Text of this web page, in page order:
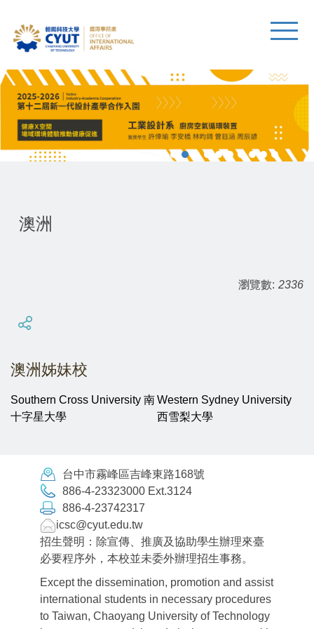
澳洲
瀏覽數: 2336
澳洲姊妹校
Southern Cross University 南
十字星大學
Western Sydney University
西雪梨大學
台中市霧峰區吉峰東路168號
886-4-23323000 Ext.3124
886-4-23742317
icsc@cyut.edu.tw
招生聲明：除宣傳、推廣及協助學生辦理來臺
必要程序外，本校並未委外辦理招生事務。
Except the dissemination, promotion and assist
international students in necessary procedures
to Taiwan, Chaoyang University of Technology